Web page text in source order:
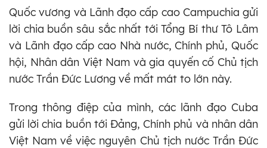
Quốc vương và Lãnh đạo cấp cao Campuchia gửi
lời chia buồn sâu sắc nhất tới Tổng Bí thư Tô Lâm
và Lãnh đạo cấp cao Nhà nước, Chính phủ, Quốc
hội, Nhân dân Việt Nam và gia quyến cố Chủ tịch
nước Trần Đức Lương về mất mát to lớn này.
Trong thông điệp của mình, các lãnh đạo Cuba
gửi lời chia buồn tới Đảng, Chính phủ và nhân dân
Việt Nam về việc nguyên Chủ tịch nước Trần Đức